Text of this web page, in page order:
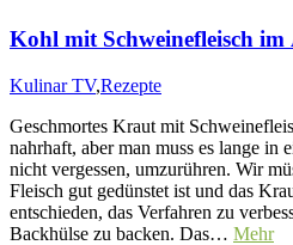
Kohl mit Schweinefleisch im
Kulinar TV,Rezepte
Geschmortes Kraut mit
nahrhaft, aber man muss es lange in
nicht vergessen, umzurühren. Wir
Fleisch gut gedünstet ist und das
entschieden, das Verfahren zu
Backhülse zu backen. Das… Mehr